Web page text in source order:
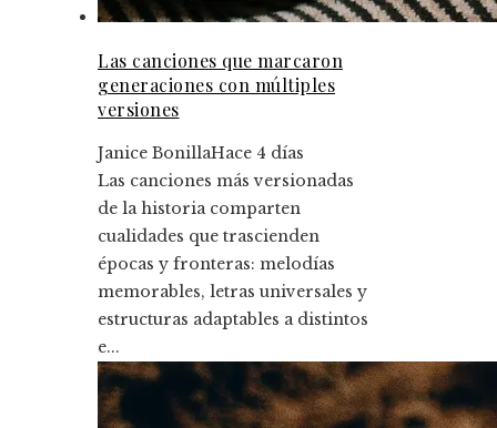
Las canciones que marcaron
generaciones con múltiples
versiones
Janice BonillaHace 4 días
Las canciones más versionadas
de la historia comparten
cualidades que trascienden
épocas y fronteras: melodías
memorables, letras universales y
estructuras adaptables a distintos
e...